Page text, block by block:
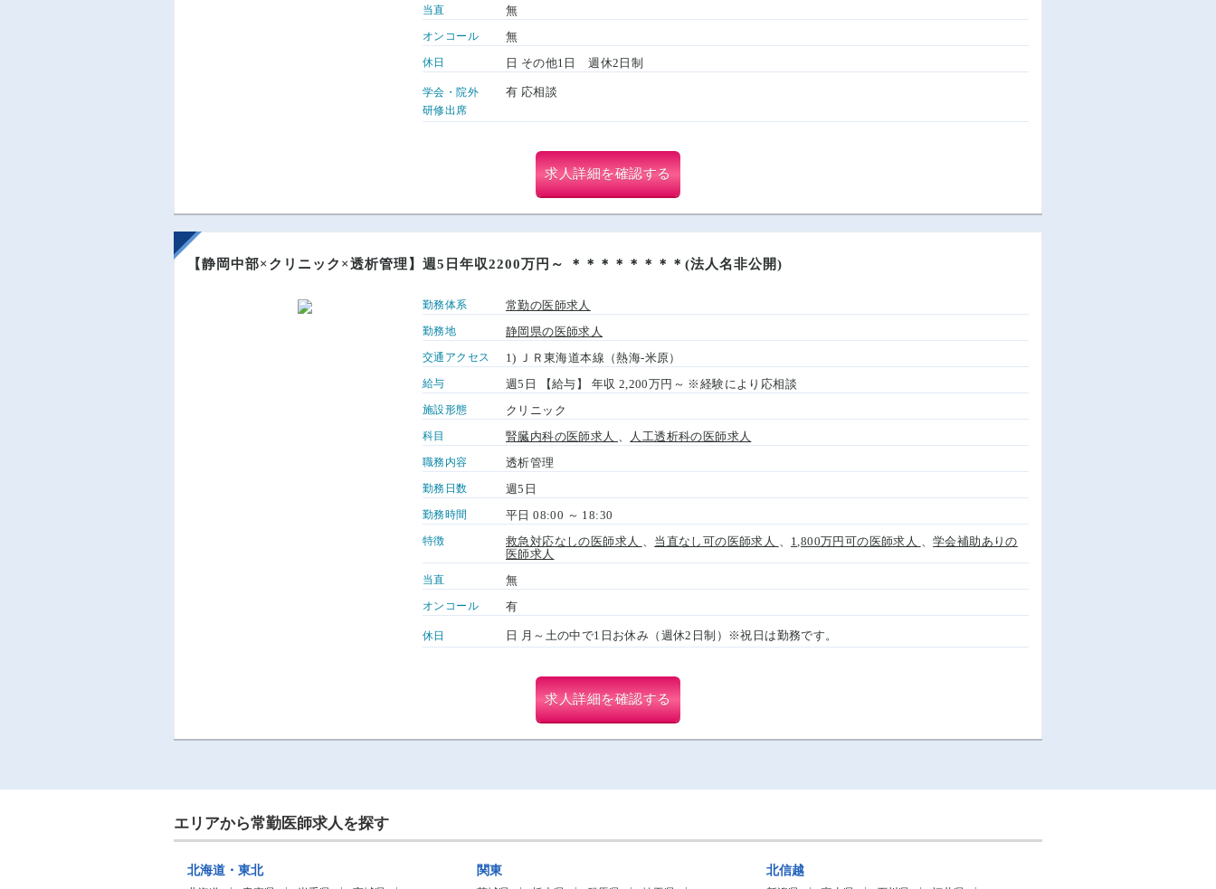
当直 無
オンコール 無
休日 日 その他1日 週休2日制
学会・院外
研修出席
有 応相談
求人詳細を確認する
【静岡中部×クリニック×透析管理】週5日年収2200万円～ ＊＊＊＊＊＊＊＊(法人名非公開)
勤務体系 常勤の医師求人
勤務地 静岡県の医師求人
交通アクセス 1) ＪＲ東海道本線（熱海-米原）
給与 週5日 【給与】 年収 2,200万円～ ※経験により応相談
施設形態 クリニック
科目 腎臓内科の医師求人 、 人工透析科の医師求人
職務内容 透析管理
勤務日数 週5日
勤務時間 平日 08:00 ～ 18:30
特徴 救急対応なしの医師求人 、 当直なし可の医師求人 、 1,800万円可の医師求人 、学会補助ありの
医師求人
当直 無
オンコール 有
休日 日 月～土の中で1日お休み（週休2日制）※祝日は勤務です。
求人詳細を確認する
エリアから常勤医師求人を探す
北海道・東北 関東 北信越